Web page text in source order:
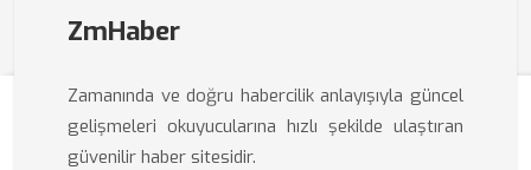
ZmHaber
Zamanında ve doğru habercilik anlayışıyla güncel
gelişmeleri okuyucularına hızlı şekilde ulaştıran
güvenilir haber sitesidir.